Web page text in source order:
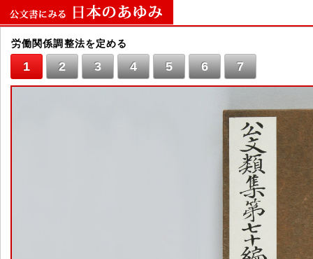
労働関係調整法を定める
1 2 3 4 5 6 7